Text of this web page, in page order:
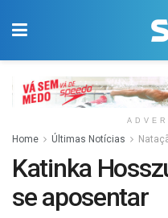
Home Últimas Notícias
Katinka
se aposentar